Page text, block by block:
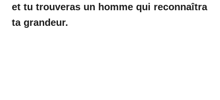
et tu trouveras un homme qui reconnaîtra
ta grandeur.